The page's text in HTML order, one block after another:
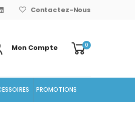
Contactez-Nous
Mon Compte 0
PROMOTIONS